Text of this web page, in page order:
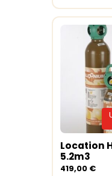
Lire la
Location
5.2m3
419,00 €